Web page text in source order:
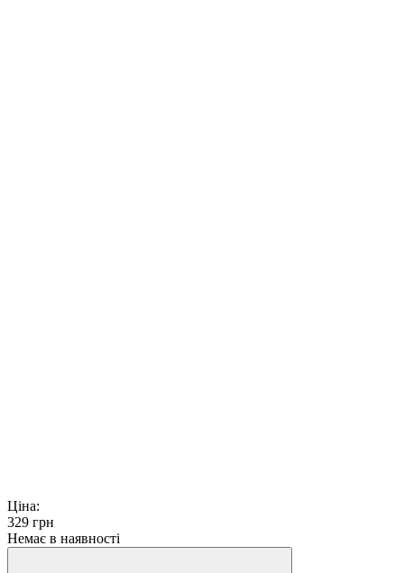
Ціна:
329 грн
Немає в наявності